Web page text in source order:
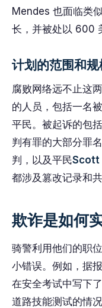
Mendes 也面临类
长，并被处以 600
计划的范围和规
腐败网络远不止这
的人员，包括一名
平民。被起诉的包
判有罪的大部分罪
判，以及平民Scott
都涉及篡改记录和共
欺诈是如何
骑警利用他们的职
小错误。例如，据
在安全考试中写下
道路技能测试的情